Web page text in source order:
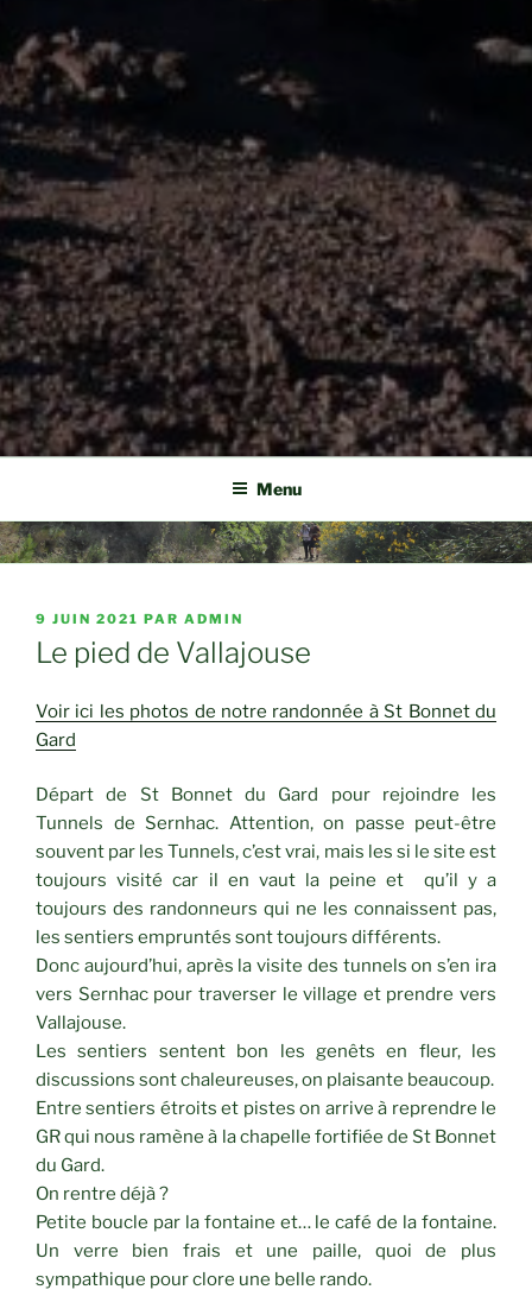
Menu
PUBLIÉ
LE
9 JUIN 2021 PAR ADMIN
Le pied de Vallajouse
Voir ici les photos de notre randonnée à St Bonnet du
Gard
Départ de St Bonnet du Gard pour rejoindre les
Tunnels de Sernhac. Attention, on passe peut-être
souvent par les Tunnels, c’est vrai, mais les si le site est
toujours visité car il en vaut la peine et qu’il y a
toujours des randonneurs qui ne les connaissent pas,
les sentiers empruntés sont toujours différents.
Donc aujourd’hui, après la visite des tunnels on s’en ira
vers Sernhac pour traverser le village et prendre vers
Vallajouse.
Les sentiers sentent bon les genêts en fleur, les
discussions sont chaleureuses, on plaisante beaucoup.
Entre sentiers étroits et pistes on arrive à reprendre le
GR qui nous ramène à la chapelle fortifiée de St Bonnet
du Gard.
On rentre déjà ?
Petite boucle par la fontaine et… le café de la fontaine.
Un verre bien frais et une paille, quoi de plus
sympathique pour clore une belle rando.